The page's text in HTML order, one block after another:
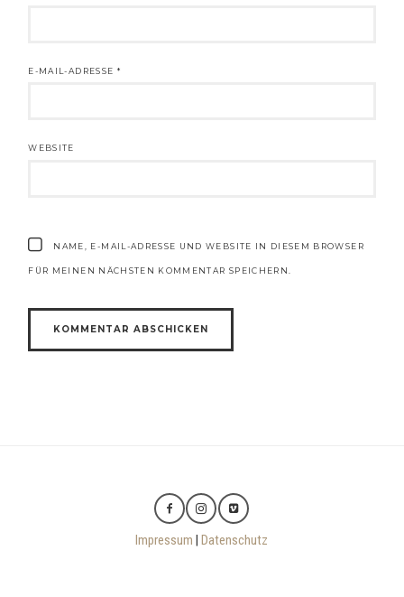
E-MAIL-ADRESSE *
WEBSITE
NAME, E-MAIL-ADRESSE UND WEBSITE IN DIESEM BROWSER
FÜR MEINEN NÄCHSTEN KOMMENTAR SPEICHERN.
Impressum |Datenschutz